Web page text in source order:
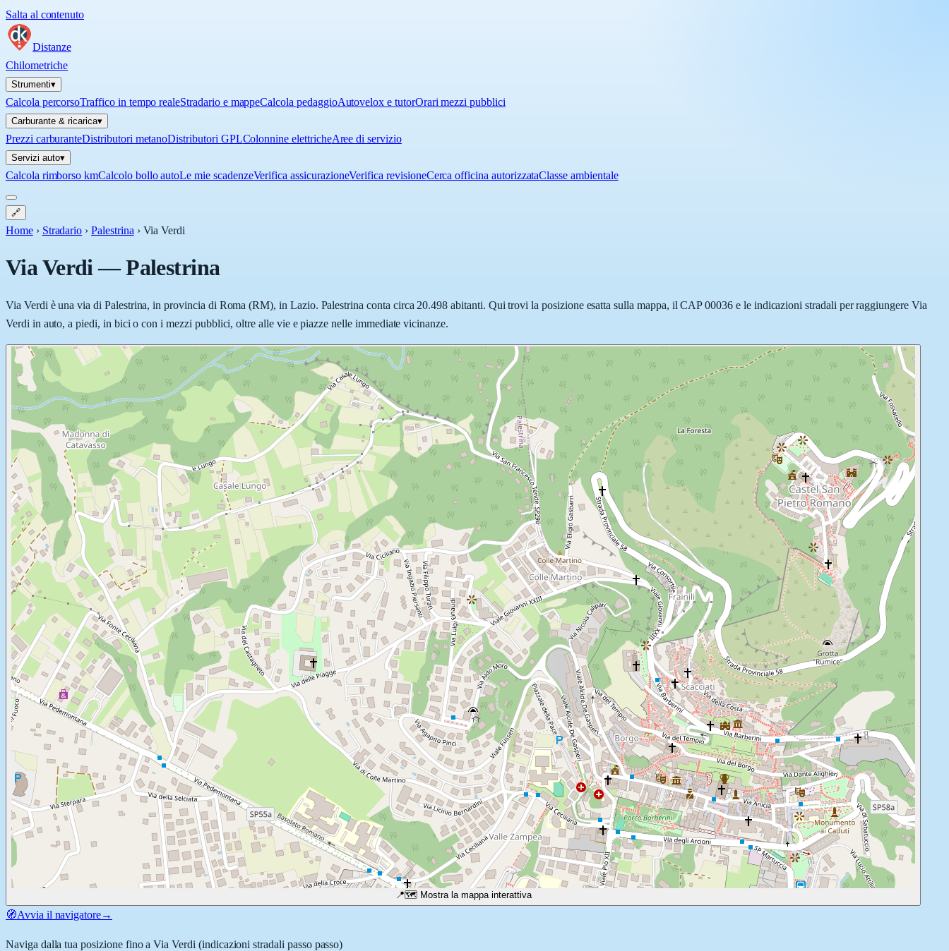
Salta al contenuto
Distanze
Chilometriche
Strumenti▾
Calcola percorsoTraffico in tempo realeStradario e mappeCalcola pedaggioAutovelox e tutorOrari mezzi pubblici
Carburante & ricarica▾
Prezzi carburanteDistributori metanoDistributori GPLColonnine elettricheAree di servizio
Servizi auto▾
Calcola rimborso kmCalcolo bollo autoLe mie scadenzeVerifica assicurazioneVerifica revisioneCerca officina autorizzataClasse ambientale
🔗
Home › Stradario › Palestrina › Via Verdi
Via Verdi—Palestrina
Via Verdi è una via di Palestrina, in provincia di Roma (RM), in Lazio. Palestrina conta circa 20.498 abitanti. Qui trovi la posizione esatta sulla mappa, il CAP 00036 e le indicazioni stradali per raggiungere Via
Verdi in auto, a piedi, in bici o con i mezzi pubblici, oltre alle vie e piazze nelle immediate vicinanze.
📍🗺️ Mostra la mappa interattiva
🧭Avvia il navigatore→
Naviga dalla tua posizione fino aVia Verdi (indicazioni stradali passo passo)